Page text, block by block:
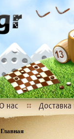
Главная